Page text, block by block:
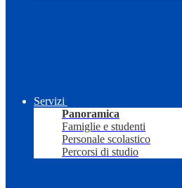
Servizi
Panoramica
Famiglie e studenti
Personale scolastico
Percorsi di studio